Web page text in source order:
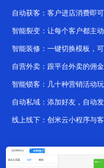
自动获客：客户进店消费即
智能裂变：让每个客户都主
智能装修：一键切换模板，
自营外卖：跟平台外卖的佣
智能锁客：几十种营销活动
自动私域：添加好友，自动
线上线下：创米云小程序与